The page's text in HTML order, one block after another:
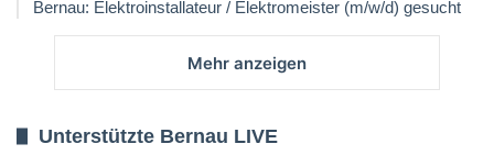
Bernau: Elektroinstallateur / Elektromeister (m/w/d) gesucht
Mehr anzeigen
Unterstützte Bernau LIVE